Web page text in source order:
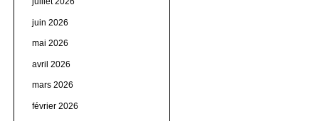
juin 2026
mai 2026
avril 2026
mars 2026
février 2026